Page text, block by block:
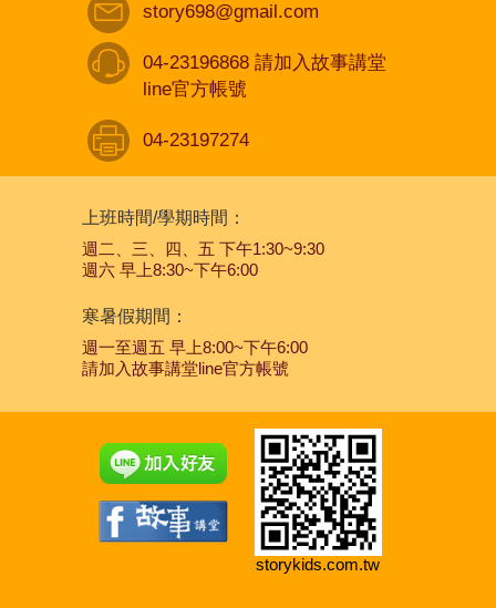
story698@gmail.com
04-23196868 請加入故事講堂
line官方帳號
04-23197274
上班時間/學期時間：
週二、三、四、五 下午1:30~9:30
週六 早上8:30~下午6:00
寒暑假期間：
週一至週五 早上8:00~下午6:00
請加入故事講堂line官方帳號
storykids.com.tw